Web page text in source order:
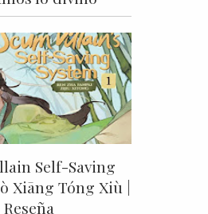
Self-Saving
Xiāng Tóng Xiù |
Reseña